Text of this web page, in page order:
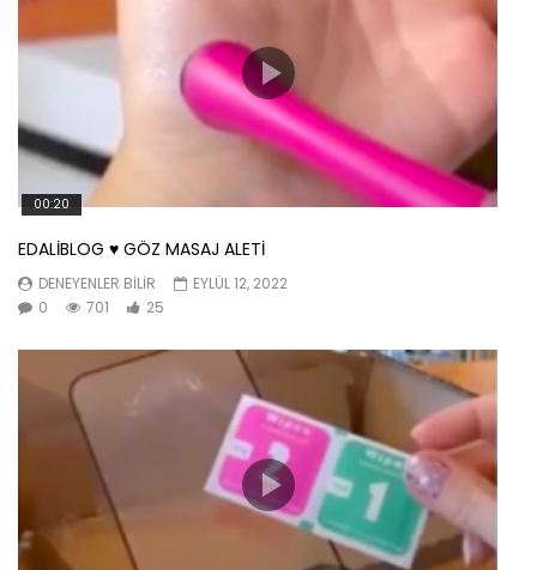
00:20
EDALİBLOG ♥️ GÖZ MASAJ ALETİ
DENEYENLER BILIR
EYLÜL 12, 2022
0
701 25